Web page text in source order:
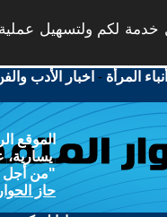
خدمة لكم ولتسهيل
المرأة - اخبار الأدب
الموقع
يسارية،
"من أجل
حاز